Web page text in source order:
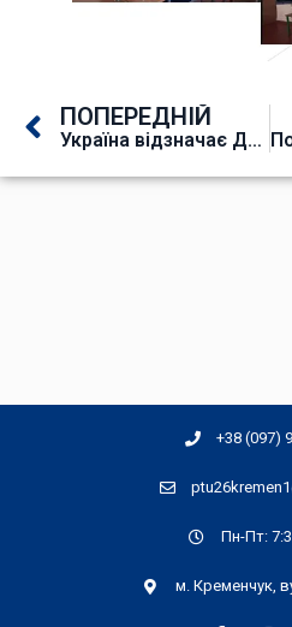
ПОПЕРЕДНІЙ
Україна відзначає День Державного Герба
+38 (097)
Пн-Пт:
м. Кременчук,